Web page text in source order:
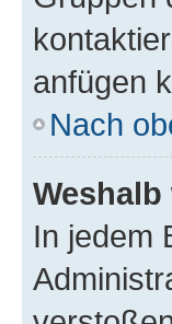
anfügen
Nach
In jedem